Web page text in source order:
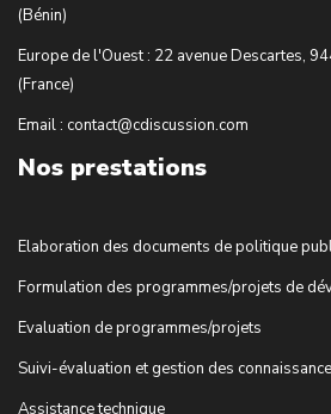
(Bénin)
Europe de l'Ouest : 22 avenue Descartes,
(France)
Email : contact@cdiscussion.com
Nos prestations
Elaboration des documents de politique
Formulation des programmes/projets de
Evaluation de programmes/projets
Suivi-évaluation et gestion des
Assistance technique